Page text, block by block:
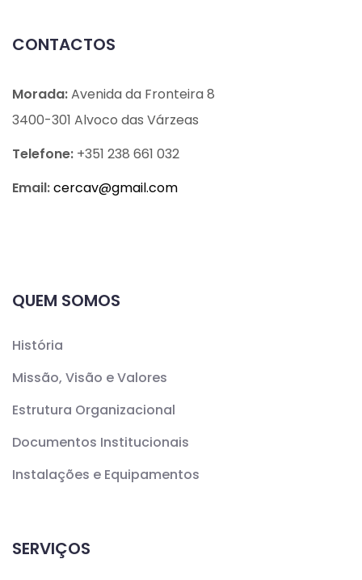
CONTACTOS
Morada:Avenida da Fronteira 8
3400-301 Alvoco das Várzeas
Telefone: +351 238 661 032
Email:cercav@gmail.com
QUEM SOMOS
História
Missão, Visão e Valores
Estrutura Organizacional
Documentos Institucionais
Instalações e Equipamentos
SERVIÇOS